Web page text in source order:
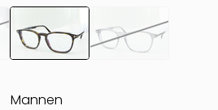
Mannen